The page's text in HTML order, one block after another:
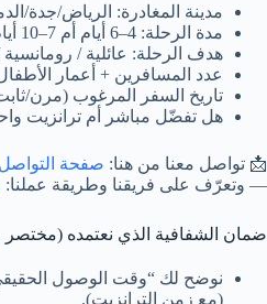
مدينة المغادرة: الرياض/جدة/
مدة الرحلة: 4–6 أيام أم 7–10 أيام
هدف الرحلة: عائلية / رومانسية
عدد المسافرين + أعمار
تاريخ السفر المرغوب (مرن/
هل تفضّل مباشر أم ترانزيت
📩 تواصل معنا من هنا: صفحة
— وتعرّف على فريقنا وطريقة عملنا:
ضمان الشفافية الذي نعتمده (مختصر
نوضح لك “وقت الوصول
(مع زمن الترانزيت).